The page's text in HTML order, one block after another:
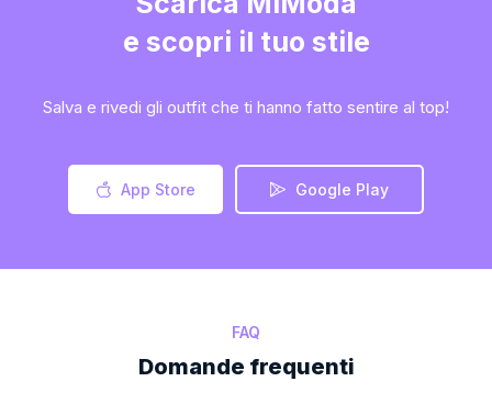
e scopri il tuo stile
Salva e rivedi gli outfit che ti hanno fatto sentire al top!
App Store Google Play
FAQ
Domande frequenti